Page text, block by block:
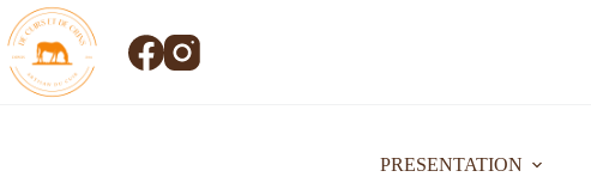
PRESENTATION